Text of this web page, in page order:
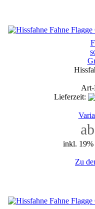
Art-
Lieferzeit:
inkl.
Zu